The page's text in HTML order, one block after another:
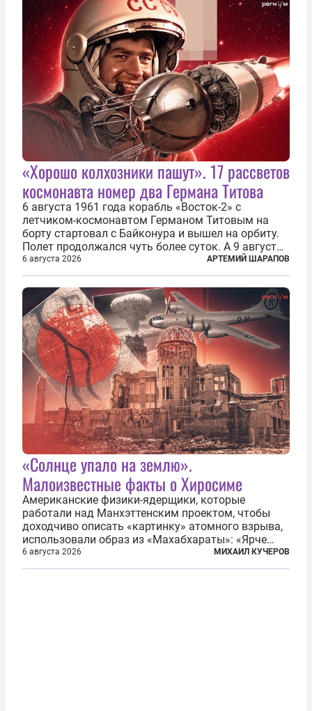
«Хорошо колхозники пашут». 17 рассветов
космонавта номер два Германа Титова
6 августа 1961 года корабль «Восток-2» с
летчиком-космонавтом Германом Титовым на
борту стартовал с Байконура и вышел на орбиту.
Полет продолжался чуть более суток. А 9 августа
второй человек в космосе получил звезду Героя
Советского Союза и орден Ленина. Миссия Титова
зачастую находится несколько...
6 августа 2026 АРТЕМИЙ ШАРАПОВ
«Солнце упало на землю».
Малоизвестные факты о Хиросиме
Американские физики-ядерщики, которые
работали над Манхэттенским проектом, чтобы
доходчиво описать «картинку» атомного взрыва,
использовали образ из «Махабхараты»: «Ярче
тысячи солнц пылало это пламя». Не все жители
японских городов Хиросимы и Нагасаки, на
6 августа 2026 МИХАИЛ КУЧЕРОВ